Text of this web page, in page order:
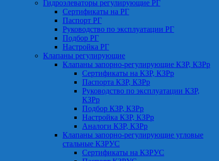
Гидроэлеваторы регулирующие РГ
Сертификаты на РГ
Паспорт РГ
Руководство по эксплуатации РГ
Подбор РГ
Настройка РГ
Клапаны регулирующие
Клапаны запорно-регулирующие КЗР, КЗРр
Сертификаты на КЗР, КЗРр
Паспорта КЗР, КЗРр
Руководство по эксплуатации КЗР,
КЗРр
Подбор КЗР, КЗРр
Настройка КЗР, КЗРр
Аналоги КЗР, КЗРр
Клапаны запорно-регулирующие угловые
стальные КЗРУС
Сертификаты на КЗРУС